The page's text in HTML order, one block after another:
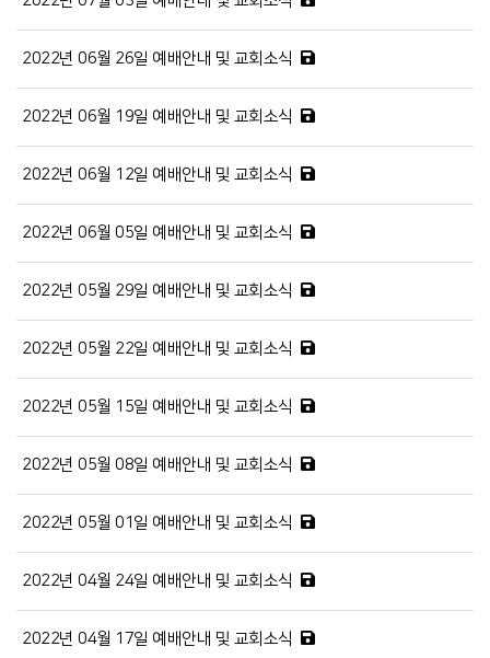
2022년 06월 26일 예배안내 및 교회소식
2022년 06월 19일 예배안내 및 교회소식
2022년 06월 12일 예배안내 및 교회소식
2022년 06월 05일 예배안내 및 교회소식
2022년 05월 29일 예배안내 및 교회소식
2022년 05월 22일 예배안내 및 교회소식
2022년 05월 15일 예배안내 및 교회소식
2022년 05월 08일 예배안내 및 교회소식
2022년 05월 01일 예배안내 및 교회소식
2022년 04월 24일 예배안내 및 교회소식
2022년 04월 17일 예배안내 및 교회소식